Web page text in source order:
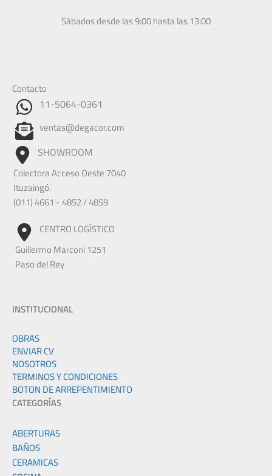
Sábados desde las 9:00 hasta las 13:00
Contacto
11-5064-0361
ventas@degacor.com
SHOWROOM
Colectora Acceso Oeste 7040
Ituzaingó.
(011) 4661 - 4852 / 4859
CENTRO LOGÍSTICO
Guillermo Marconi 1251
Paso del Rey
INSTITUCIONAL
OBRAS
ENVIAR CV
NOSOTROS
TERMINOS Y CONDICIONES
BOTON DE ARREPENTIMIENTO
CATEGORÍAS
ABERTURAS
BAÑOS
CERAMICAS